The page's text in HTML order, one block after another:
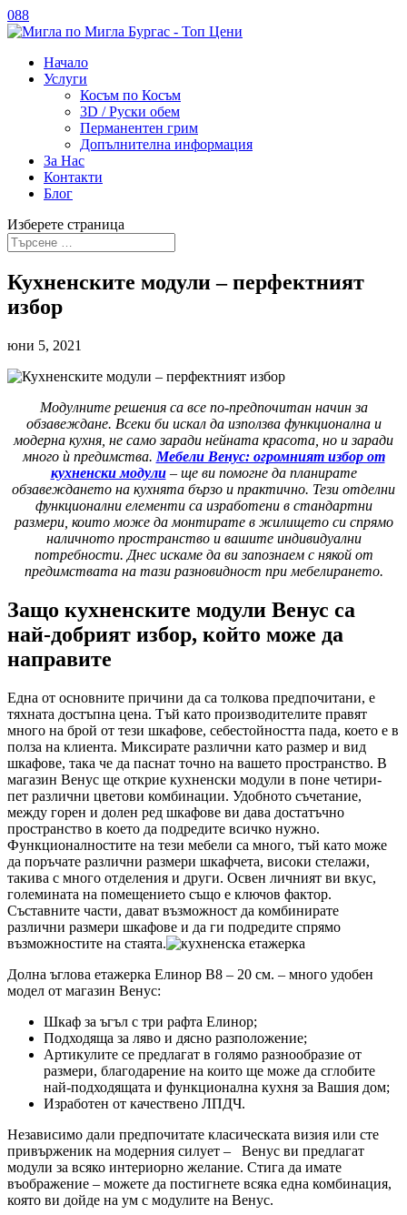
088
Начало
Услуги
Косъм по Косъм
3D / Руски обем
Перманентен грим
Допълнителна информация
За Нас
Контакти
Блог
Изберете страница
Кухненските модули – перфектният
избор
юни 5, 2021
Модулните решения са все по-предпочитан начин за
обзавеждане. Всеки би искал да използва функционална и
модерна кухня, не само заради нейната красота, но и заради
много ѝ предимства. Мебели Венус: огромният избор от
кухненски модули– ще ви помогне да планирате
обзавеждането на кухнята бързо и практично. Тези отделни
функционални елементи са изработени в стандартни
размери, които може да монтирате в жилището си спрямо
наличното пространство и вашите индивидуални
потребности. Днес искаме да ви запознаем с някой от
предимствата на тази разновидност при мебелирането.
Защо кухненските модули Венус са
най-добрият избор, който може да
направите
Една от основните причини да са толкова предпочитани, е
тяхната достъпна цена. Тъй като производителите правят
много на брой от тези шкафове, себестойността пада, което е в
полза на клиента. Миксирате различни като размер и вид
шкафове, така че да паснат точно на вашето пространство. В
магазин Венус ще открие кухненски модули в поне четири-
пет различни цветови комбинации. Удобното съчетание,
между горен и долен ред шкафове ви дава достатъчно
пространство в което да подредите всичко нужно.
Функционалностите на тези мебели са много, тъй като може
да поръчате различни размери шкафчета, високи стелажи,
такива с много отделения и други. Освен личният ви вкус,
големината на помещението също е ключов фактор.
Съставните части, дават възможност да комбинирате
различни размери шкафове и да ги подредите спрямо
възможностите на стаята.
Долна ъглова етажерка Елинор В8 – 20 см. – много удобен
модел от магазин Венус:
Шкаф за ъгъл с три рафта Елинор;
Подходяща за ляво и дясно разположение;
Артикулите се предлагат в голямо разнообразие от
размери, благодарение на които ще може да сглобите
най-подходящата и функционална кухня за Вашия дом;
Изработен от качествено ЛПДЧ.
Независимо дали предпочитате класическата визия или сте
привърженик на модерния силует – Венус ви предлагат
модули за всяко интериорно желание. Стига да имате
въображение – можете да постигнете всяка една комбинация,
която ви дойде на ум с модулите на Венус.